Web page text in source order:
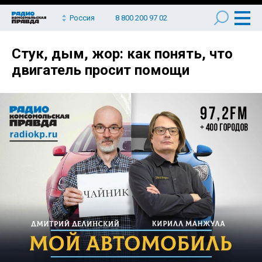
Россия 8 800 200 97 02
Стук, дым, жор: как понять, что
двигатель просит помощи